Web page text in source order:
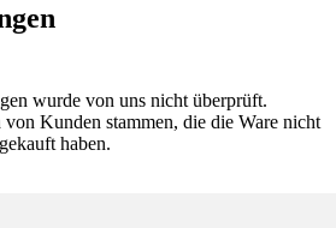
wurde von uns nicht überprüft.
Kunden stammen, die die Ware nicht
haben.